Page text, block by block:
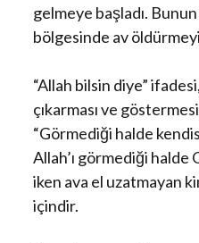
gelmeye başladı.
bölgesinde av
“Allah bilsin diye”
çıkarması ve
“Görmediği halde
Allah’ı görmediği halde
iken ava el uzatmayan
içindir.